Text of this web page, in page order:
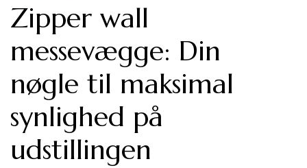
Zipper wall
messevægge: Din
nøgle til maksimal
synlighed på
udstillingen